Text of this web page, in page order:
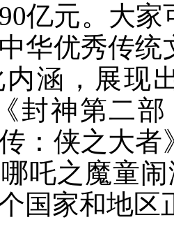
亿元。大
华优秀传
涵，展现
封神第二
传：侠之大
吒之魔童
国家和地区